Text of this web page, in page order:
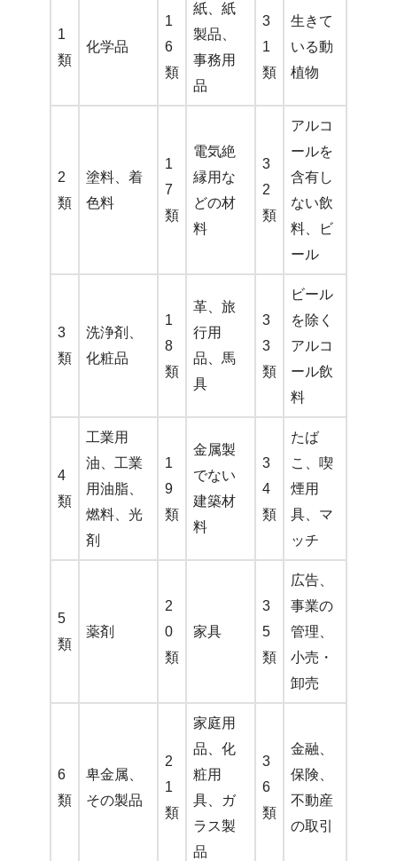
1
類
化学品
1
6
類
紙、紙
製品、
事務用
品
3
1
類
生きて
いる動
植物
2
類
塗料、着
色料
1
7
類
電気絶
縁用な
どの材
料
3
2
類
アルコ
ールを
含有し
ない飲
料、ビ
ール
3
類
洗浄剤、
化粧品
1
8
類
革、旅
行用
品、馬
具
3
3
類
ビール
を除く
アルコ
ール飲
料
4
類
工業用
油、工業
用油脂、
燃料、光
剤
1
9
類
金属製
でない
建築材
料
3
4
類
たば
こ、喫
煙用
具、マ
ッチ
5
類
薬剤
2
0
類
家具
3
5
類
広告、
事業の
管理、
小売・
卸売
6
類
卑金属、
その製品
2
1
類
家庭用
品、化
粧用
具、ガ
ラス製
品
3
6
類
金融、
保険、
不動産
の取引